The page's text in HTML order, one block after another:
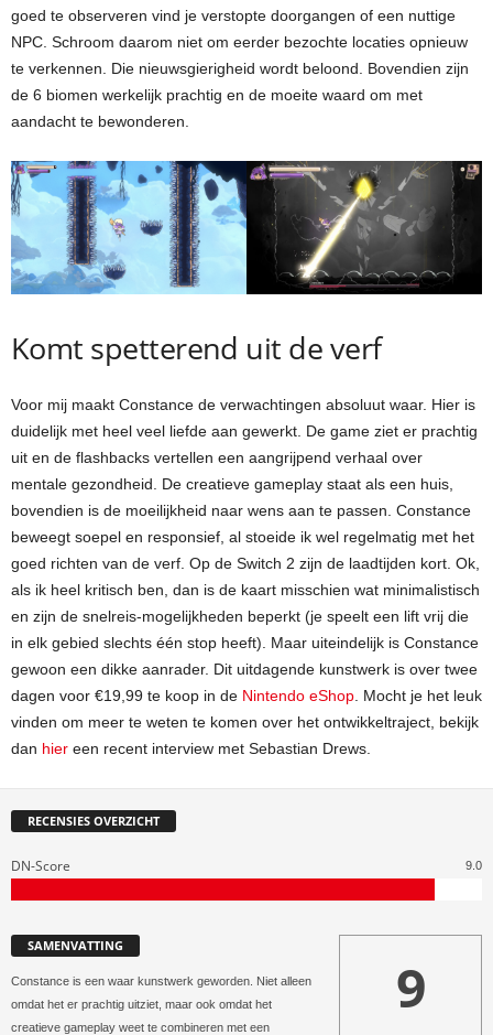
goed te observeren vind je verstopte doorgangen of een nuttige
NPC. Schroom daarom niet om eerder bezochte locaties opnieuw
te verkennen. Die nieuwsgierigheid wordt beloond. Bovendien zijn
de 6 biomen werkelijk prachtig en de moeite waard om met
aandacht te bewonderen.
Komt spetterend uit de verf
Voor mij maakt Constance de verwachtingen absoluut waar. Hier is
duidelijk met heel veel liefde aan gewerkt. De game ziet er prachtig
uit en de flashbacks vertellen een aangrijpend verhaal over
mentale gezondheid. De creatieve gameplay staat als een huis,
bovendien is de moeilijkheid naar wens aan te passen. Constance
beweegt soepel en responsief, al stoeide ik wel regelmatig met het
goed richten van de verf. Op de Switch 2 zijn de laadtijden kort. Ok,
als ik heel kritisch ben, dan is de kaart misschien wat minimalistisch
en zijn de snelreis-mogelijkheden beperkt (je speelt een lift vrij die
in elk gebied slechts één stop heeft). Maar uiteindelijk is Constance
gewoon een dikke aanrader. Dit uitdagende kunstwerk is over twee
dagen voor €19,99 te koop in de Nintendo eShop . Mocht je het leuk
vinden om meer te weten te komen over het ontwikkeltraject, bekijk
dan hier een recent interview met Sebastian Drews.
RECENSIES OVERZICHT
DN-Score 9.0
SAMENVATTING
Constance is een waar kunstwerk geworden. Niet alleen
omdat het er prachtig uitziet, maar ook omdat het
creatieve gameplay weet te combineren met een
9